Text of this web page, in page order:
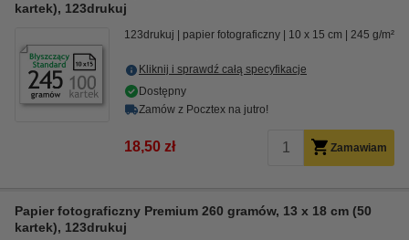
kartek), 123drukuj
123drukuj papier fotograficzny 10 x 15 cm 245 g/m²
Kliknij i sprawdź całą specyfikacje
Dostępny
Zamów z Pocztex na jutro!
18,50 zł Zamawiam
Papier fotograficzny Premium 260 gramów, 13 x 18 cm (50
kartek), 123drukuj